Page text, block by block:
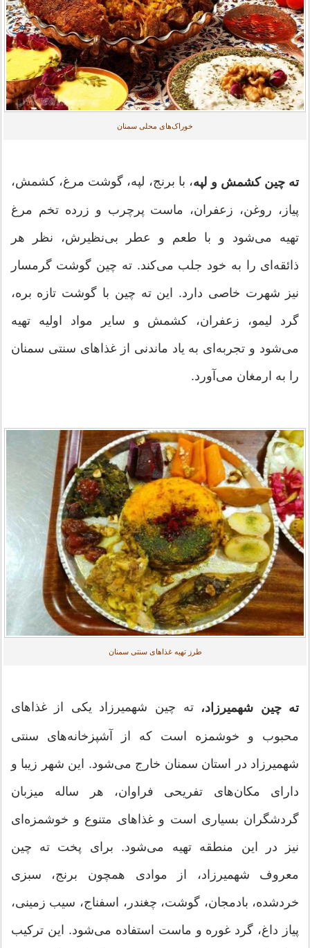
خوراک‌های محلی سمنان
ته چین کشمش و لپه، با برنج، لپه، گوشت مرغ، کشمش،
پیاز، روغن، زعفران، ماست پرچرب و زرده تخم مرغ
تهیه می‌شود و با طعم و عطر بی‌نظیرش، نظر هر
ذائقه‌ای را به خود جلب می‌کند. ته چین گوشت گرمسار
نیز شهرت خاصی دارد. این ته چین با گوشت تازه بره،
گرد لیمو، زعفران، کشمش و سایر مواد اولیه تهیه
می‌شود و تجربه‌ای به یاد ماندنی از غذاهای سنتی سمنان
را به ارمغان می‌آورد.
طرز تهیه غذاهای سنتی سمنان
ته چین شهمیرزاد،ته چین شهمیرزاد یکی از غذاهای
محبوب و خوشمزه است که از آشپزخانه‌های سنتی
شهمیرزاد در استان سمنان خارج می‌شود. این شهر زیبا و
دارای مکان‌های تفریحی فراوان، هر ساله میزبان
گردشگران بسیاری است و غذاهای متنوع و خوشمزه‌ای
نیز در این منطقه تهیه می‌شود. برای پخت ته چین
معروف شهمیرزاد، از موادی همچون برنج، سبزی
خردشده، بادمجان، گوشت، چغندر، اسفناج، سیب زمینی،
پیاز داغ، گرد غوره و ماست استفاده می‌شود. این ترکیب